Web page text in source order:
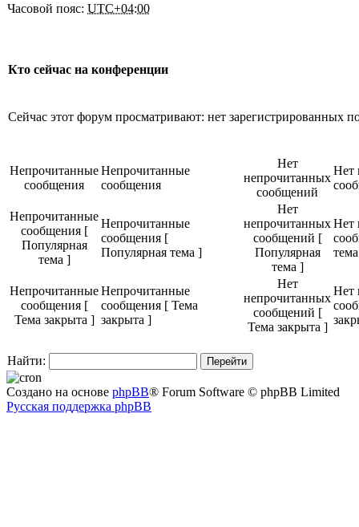
Часовой пояс: UTC+04:00
Кто сейчас на конференции
Сейчас этот форум просматривают: нет зарегистрированных
Непрочитанные
сообщения
Непрочитанные
сообщения
Нет
непрочитанных
сообщений
Нет
Непрочитанные
сообщения [
Популярная
тема ]
Непрочитанные
сообщения [
Популярная тема ]
Нет
непрочитанных
сообщений [
Популярная
тема ]
Нет
Непрочитанные
сообщения [
Тема закрыта ]
Непрочитанные
сообщения [ Тема
закрыта ]
Нет
непрочитанных
сообщений [
Тема закрыта ]
Нет
Найти:
Создано на основе phpBB® Forum Software © phpBB Limited
Русская поддержка phpBB